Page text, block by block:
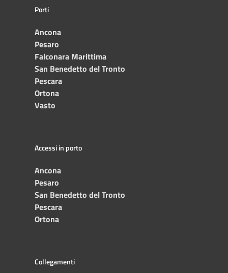
Porti
Ancona
Pesaro
Falconara Marittima
San Benedetto del Tronto
Pescara
Ortona
Vasto
Accessi in porto
Ancona
Pesaro
San Benedetto del Tronto
Pescara
Ortona
Collegamenti